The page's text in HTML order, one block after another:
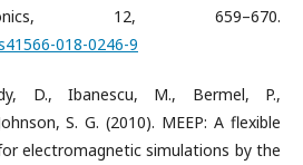
12, 659–670.
018-0246-9
D., Ibanescu, M., Bermel, P.,
S. G. (2010). MEEP: A flexible
electromagnetic simulations by the